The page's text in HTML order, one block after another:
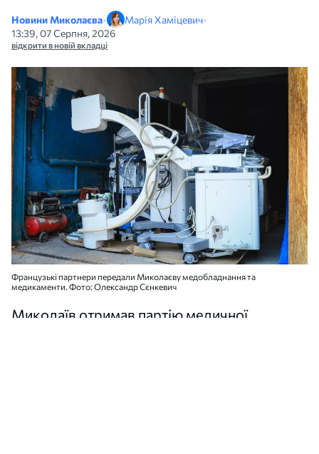
Новини Миколаєва• Марія Хаміцевич•
13:39, 07 Серпня, 2026
відкрити в новій вкладці
Французькі партнери передали Миколаєву медобладнання та
медикаменти. Фото: Олександр Сєнкевич
Миколаїв отримав партію медичної